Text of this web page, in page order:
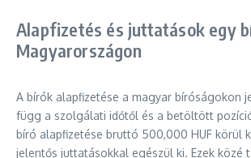
Alapfizetés és juttatások egy
Magyarországon
A bírók alapfizetése a magyar bíróságokon
függ a szolgálati időtől és a betöltött
bíró alapfizetése bruttó 500,000 HUF körül
jelentős juttatásokkal egészül ki. Ezek közé